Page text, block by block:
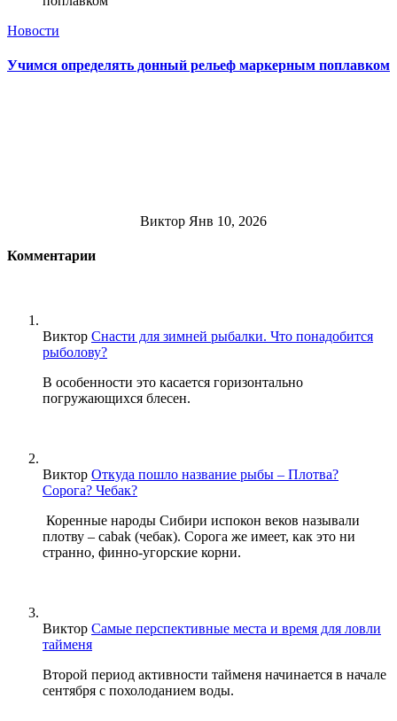
Новости
Учимся определять донный рельеф маркерным поплавком
Виктор Янв 10, 2026
Комментарии
Виктор Снасти для зимней рыбалки. Что понадобится
рыболову?
В особенности это касается горизонтально
погружающихся блесен.
Виктор Откуда пошло название рыбы – Плотва?
Сорога? Чебак?
Коренные народы Сибири испокон веков называли
плотву – cabak (чебак). Сорога же имеет, как это ни
странно, финно-угорские корни.
Виктор Самые перспективные места и время для ловли
тайменя
Второй период активности тайменя начинается в начале
сентября с похолоданием воды.